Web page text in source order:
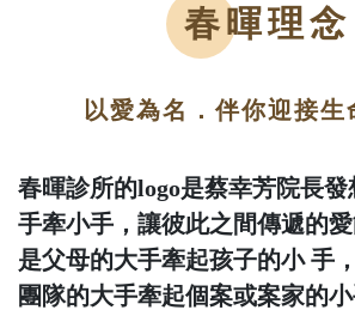
春暉理念
以愛為名．伴你迎接生
春暉診所的logo是蔡幸芳院長
手牽小手，讓彼此之間傳遞的愛
是父母的大手牽起孩子的小 手
團隊的大手牽起個案或案家的小